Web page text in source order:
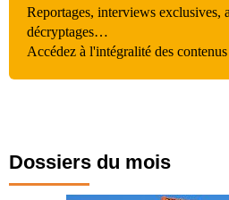
Reportages, interviews exclusives,
décryptages…
Accédez à l'intégralité des
Dossiers du mois